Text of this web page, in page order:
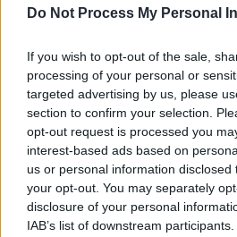
Do Not Process My Personal
If you wish to opt-out of the sale,
processing of your personal or
targeted advertising by us, please
section to confirm your selection.
opt-out request is processed you
interest-based ads based on
us or personal information
your opt-out. You may separately
disclosure of your personal
IAB’s list of downstream
Ασύλληπτη απάτη στη
«αγόρασε» έναντι
Η «πώληση» έγινε για
ενώ το διαμέρισμα έχει
70.000 ευρώ και
ευρώ